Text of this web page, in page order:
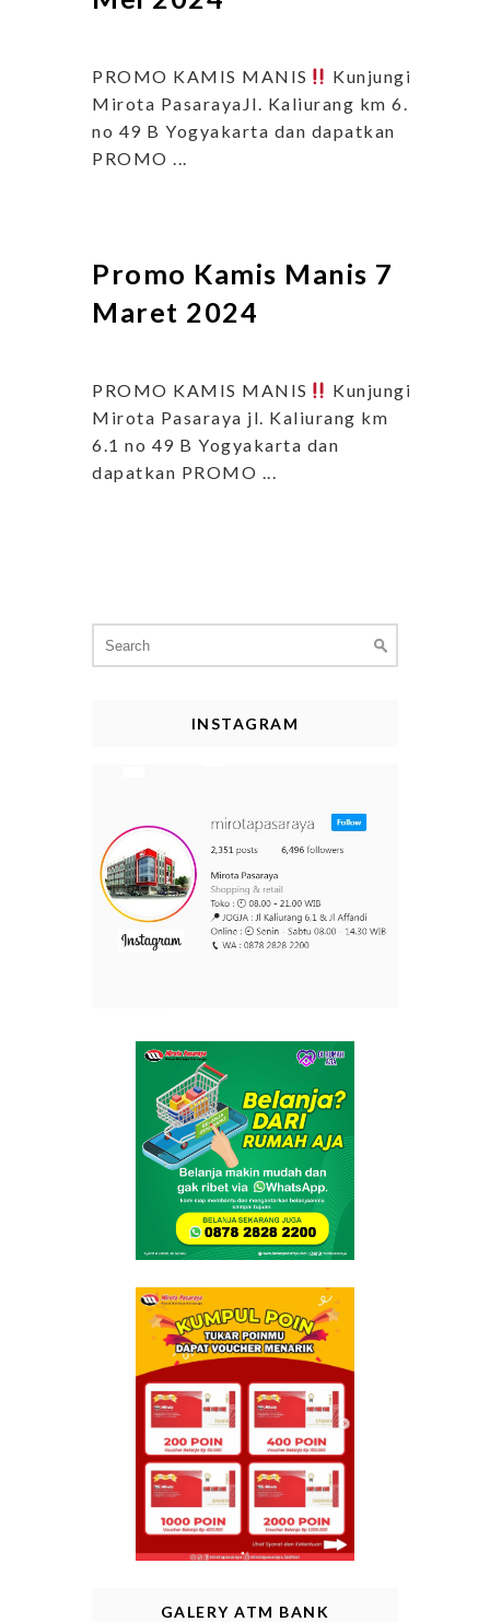
PROMO KAMIS MANIS
Kunjungi
Mirota PasarayaJl. Kaliurang km 6.1
no 49 B Yogyakarta dan dapatkan
PROMO ...
Promo Kamis Manis 7
Maret 2024
PROMO KAMIS MANIS
Kunjungi
Mirota Pasaraya jl. Kaliurang km
6.1 no 49 B Yogyakarta dan
dapatkan PROMO ...
for:
INSTAGRAM
GALERY ATM BANK